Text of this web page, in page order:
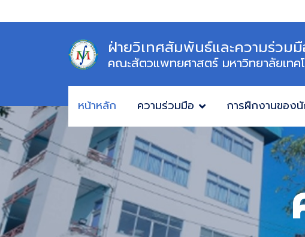
ฝ่ายวิเทศสัมพันธ์และความร่วม
คณะสัตวแพทยศาสตร์ มหาวิทยาลัยเทค
หน้าหลัก ความร่วมมือ การฝึกงานของ